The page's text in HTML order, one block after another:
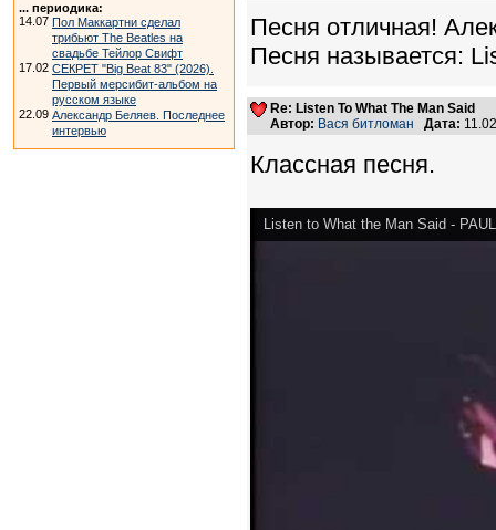
... периодика:
14.07 Пол Маккартни сделал
трибьют The Beatles на
свадьбе Тейлор Свифт
17.02 СЕКРЕТ "Big Beat 83" (2026).
Первый мерсибит-альбом на
русском языке
22.09 Александр Беляев. Последнее
интервью
Песня отличная!
Песня называется:
Re: Listen To What The Man Said
Автор: Вася битломан Дата:
Классная песня.
Listen to What the Man Said -